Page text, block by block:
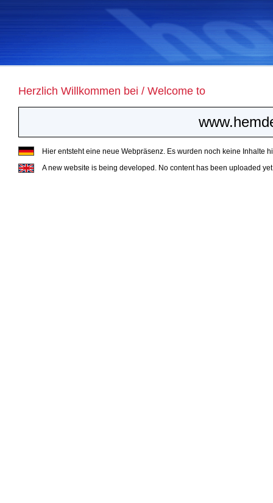
Herzlich Willkommen bei / Welcome to
Hier entsteht eine neue Webpräsenz. Es wurden noch keine Inhalte
A new website is being developed. No content has been uploaded